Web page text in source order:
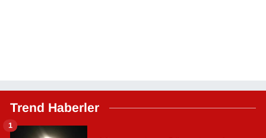
Trend Haberler
1